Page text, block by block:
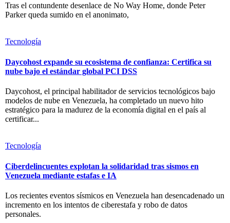
Tras el contundente desenlace de No Way Home, donde Peter
Parker queda sumido en el anonimato,
Tecnología
Daycohost expande su ecosistema de confianza: Certifica su
nube bajo el estándar global PCI DSS
Daycohost, el principal habilitador de servicios tecnológicos bajo
modelos de nube en Venezuela, ha completado un nuevo hito
estratégico para la madurez de la economía digital en el país al
certificar...
Tecnología
Ciberdelincuentes explotan la solidaridad tras sismos en
Venezuela mediante estafas e IA
Los recientes eventos sísmicos en Venezuela han desencadenado un
incremento en los intentos de ciberestafa y robo de datos
personales.